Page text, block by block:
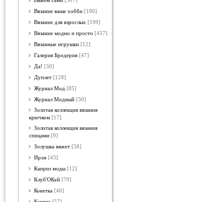
Вязание ваше хобби [180]
Вязание для взрослых [199]
Вязание модно и просто [457]
Вязанные игрушки [12]
Галерия Бродерия [47]
Да! [30]
Дуплет [128]
Журнал Мод [85]
Журнал Модный [30]
Золотая коллекция вязания
крючком [17]
Золотая коллекция вязания
спицами [9]
Золушка вяжет [58]
Ирэн [43]
Каприз моды [12]
Клуб'ОКей [79]
Кокетка [40]